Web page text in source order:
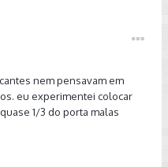
nem pensavam em
eu experimentei colocar
1/3 do porta malas